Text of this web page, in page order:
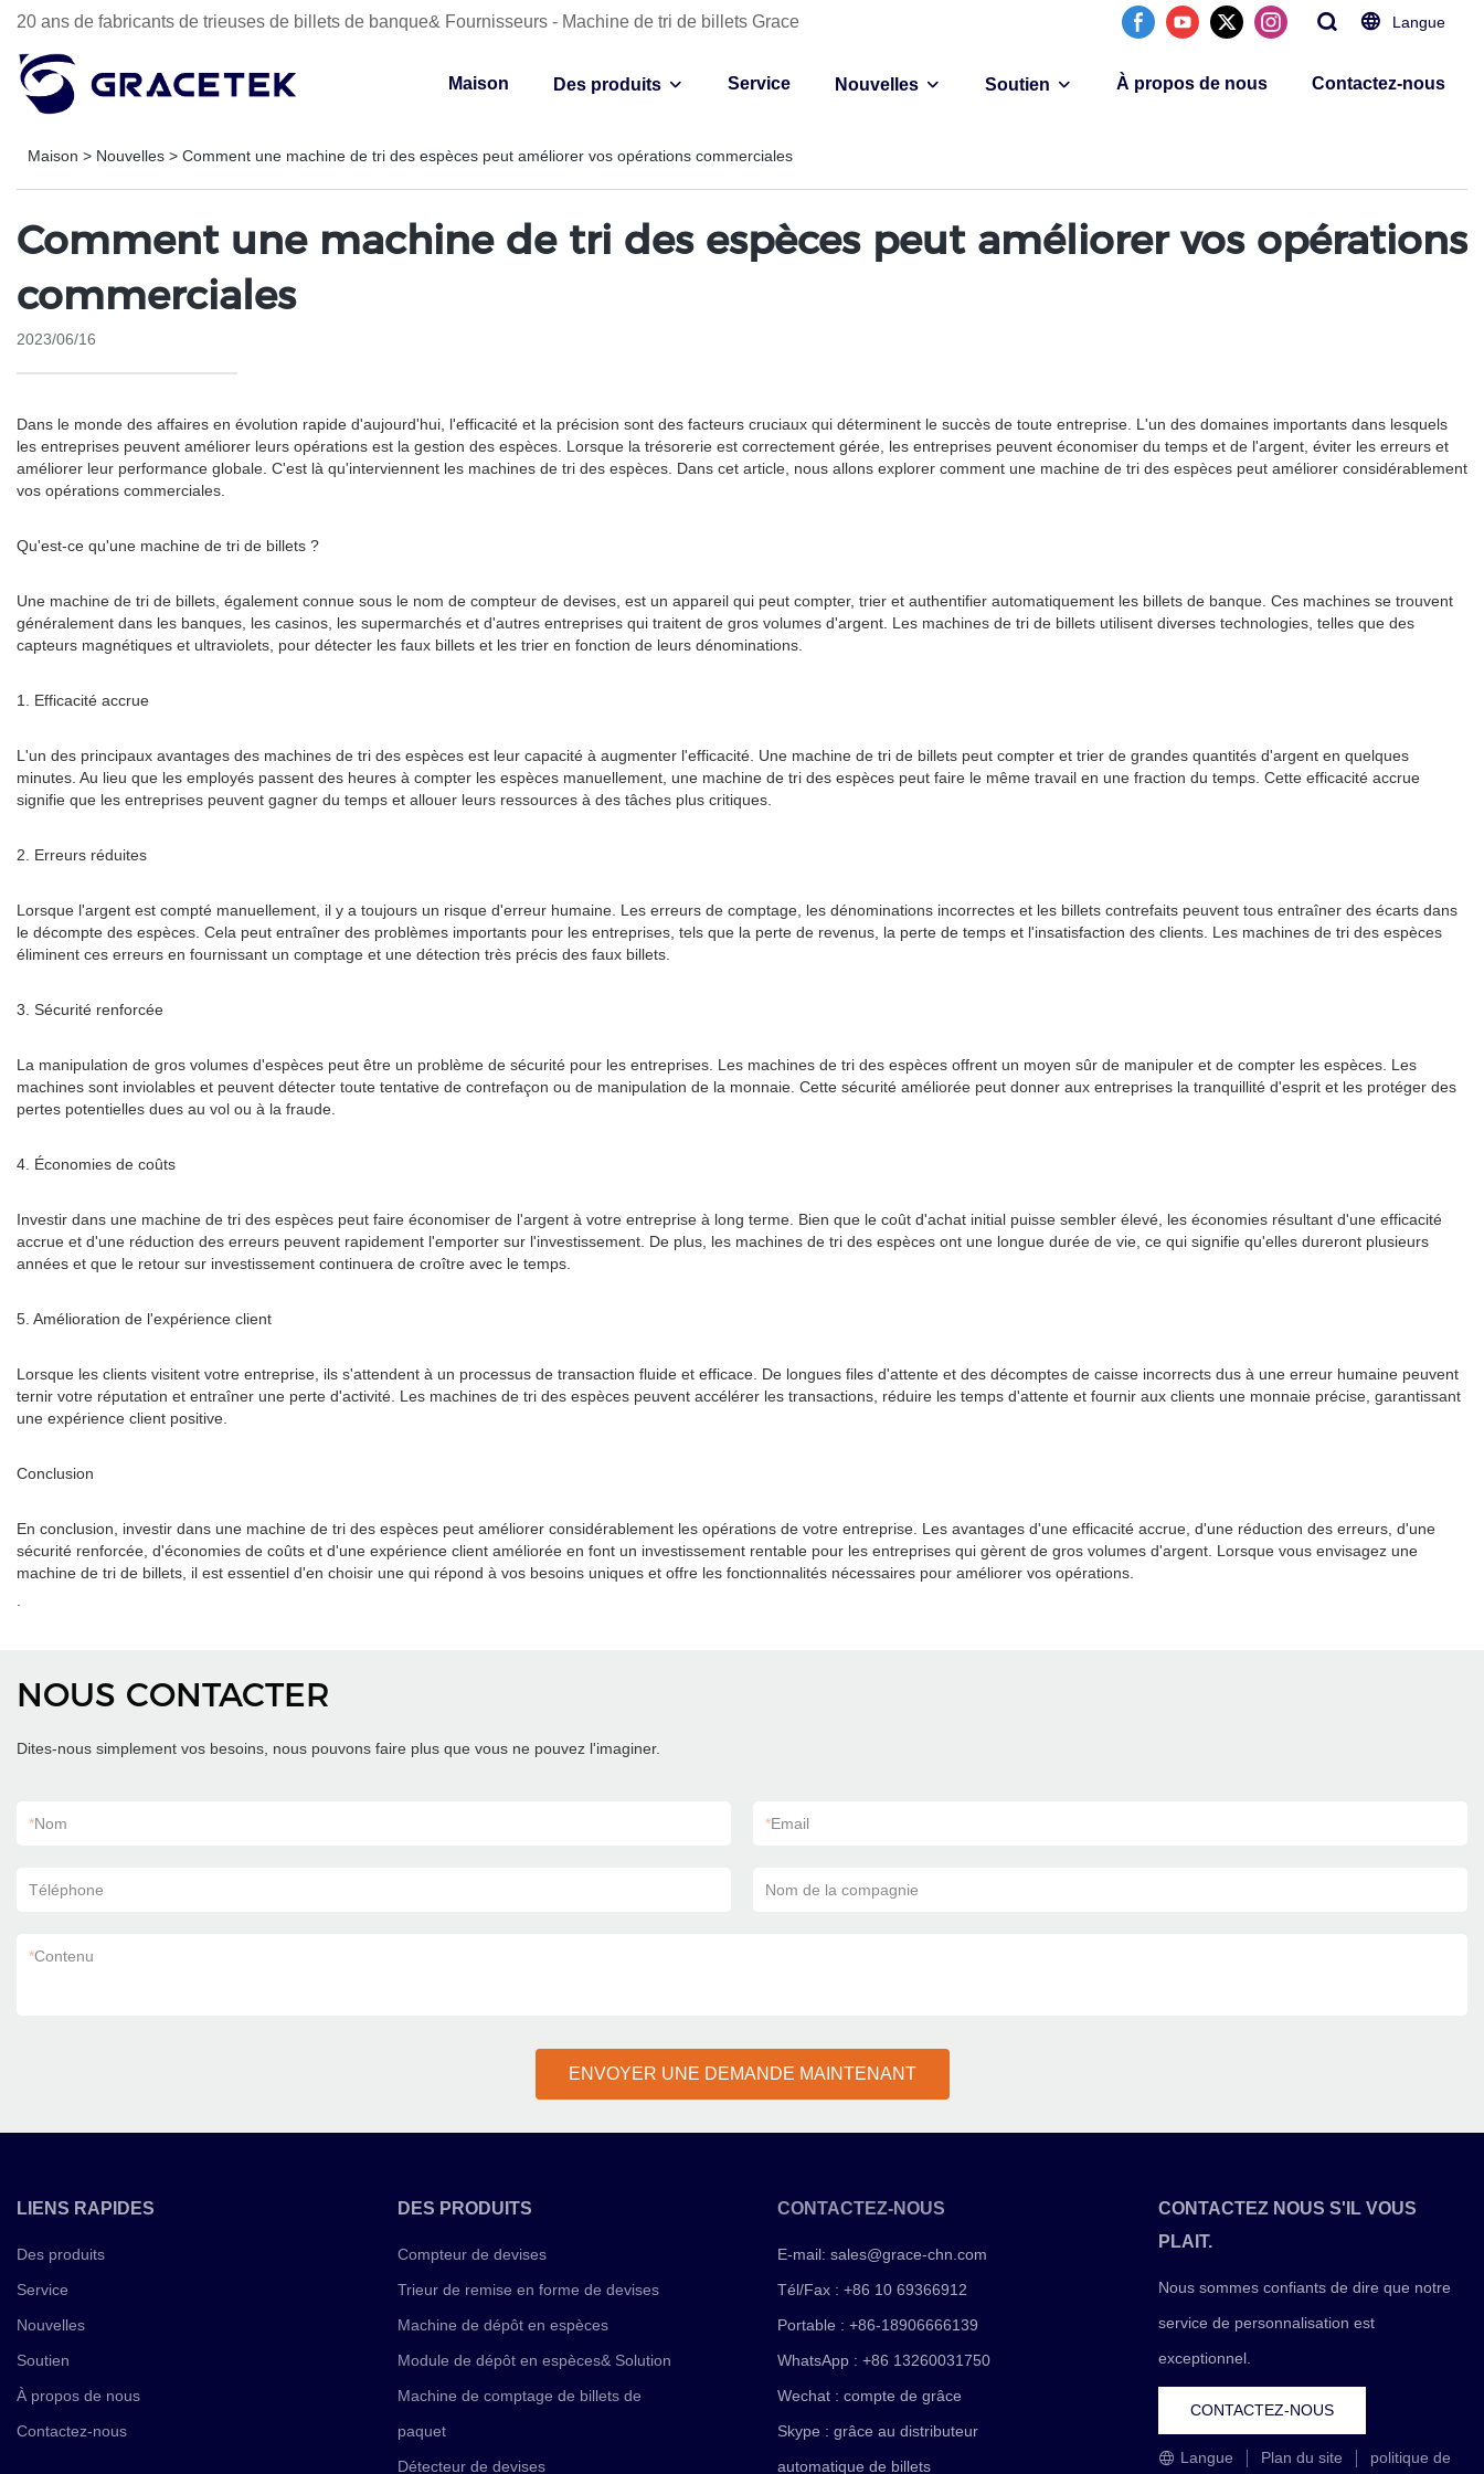
20 ans de fabricants de trieuses de billets de banque& Fournisseurs - Machine de tri de billets Grace Langue
Maison Des produits Service Nouvelles Soutien À propos de nous Contactez-nous
Maison > Nouvelles > Comment une machine de tri des espèces peut améliorer vos opérations commerciales
Comment une machine de tri des espèces peut améliorer vos opérations
commerciales
2023/06/16
Dans le monde des affaires en évolution rapide d'aujourd'hui, l'efficacité et la précision sont des facteurs cruciaux qui déterminent le succès de toute entreprise. L'un des domaines importants dans lesquels
les entreprises peuvent améliorer leurs opérations est la gestion des espèces. Lorsque la trésorerie est correctement gérée, les entreprises peuvent économiser du temps et de l'argent, éviter les erreurs et
améliorer leur performance globale. C'est là qu'interviennent les machines de tri des espèces. Dans cet article, nous allons explorer comment une machine de tri des espèces peut améliorer considérablement
vos opérations commerciales.
Qu'est-ce qu'une machine de tri de billets ?
Une machine de tri de billets, également connue sous le nom de compteur de devises, est un appareil qui peut compter, trier et authentifier automatiquement les billets de banque. Ces machines se trouvent
généralement dans les banques, les casinos, les supermarchés et d'autres entreprises qui traitent de gros volumes d'argent. Les machines de tri de billets utilisent diverses technologies, telles que des
capteurs magnétiques et ultraviolets, pour détecter les faux billets et les trier en fonction de leurs dénominations.
1. Efficacité accrue
L'un des principaux avantages des machines de tri des espèces est leur capacité à augmenter l'efficacité. Une machine de tri de billets peut compter et trier de grandes quantités d'argent en quelques
minutes. Au lieu que les employés passent des heures à compter les espèces manuellement, une machine de tri des espèces peut faire le même travail en une fraction du temps. Cette efficacité accrue
signifie que les entreprises peuvent gagner du temps et allouer leurs ressources à des tâches plus critiques.
2. Erreurs réduites
Lorsque l'argent est compté manuellement, il y a toujours un risque d'erreur humaine. Les erreurs de comptage, les dénominations incorrectes et les billets contrefaits peuvent tous entraîner des écarts dans
le décompte des espèces. Cela peut entraîner des problèmes importants pour les entreprises, tels que la perte de revenus, la perte de temps et l'insatisfaction des clients. Les machines de tri des espèces
éliminent ces erreurs en fournissant un comptage et une détection très précis des faux billets.
3. Sécurité renforcée
La manipulation de gros volumes d'espèces peut être un problème de sécurité pour les entreprises. Les machines de tri des espèces offrent un moyen sûr de manipuler et de compter les espèces. Les
machines sont inviolables et peuvent détecter toute tentative de contrefaçon ou de manipulation de la monnaie. Cette sécurité améliorée peut donner aux entreprises la tranquillité d'esprit et les protéger des
pertes potentielles dues au vol ou à la fraude.
4. Économies de coûts
Investir dans une machine de tri des espèces peut faire économiser de l'argent à votre entreprise à long terme. Bien que le coût d'achat initial puisse sembler élevé, les économies résultant d'une efficacité
accrue et d'une réduction des erreurs peuvent rapidement l'emporter sur l'investissement. De plus, les machines de tri des espèces ont une longue durée de vie, ce qui signifie qu'elles dureront plusieurs
années et que le retour sur investissement continuera de croître avec le temps.
5. Amélioration de l'expérience client
Lorsque les clients visitent votre entreprise, ils s'attendent à un processus de transaction fluide et efficace. De longues files d'attente et des décomptes de caisse incorrects dus à une erreur humaine peuvent
ternir votre réputation et entraîner une perte d'activité. Les machines de tri des espèces peuvent accélérer les transactions, réduire les temps d'attente et fournir aux clients une monnaie précise, garantissant
une expérience client positive.
Conclusion
En conclusion, investir dans une machine de tri des espèces peut améliorer considérablement les opérations de votre entreprise. Les avantages d'une efficacité accrue, d'une réduction des erreurs, d'une
sécurité renforcée, d'économies de coûts et d'une expérience client améliorée en font un investissement rentable pour les entreprises qui gèrent de gros volumes d'argent. Lorsque vous envisagez une
machine de tri de billets, il est essentiel d'en choisir une qui répond à vos besoins uniques et offre les fonctionnalités nécessaires pour améliorer vos opérations.
NOUS CONTACTER
Dites-nous simplement vos besoins, nous pouvons faire plus que vous ne pouvez l'imaginer.
*Nom *Email
Téléphone Nom de la compagnie
*Contenu
ENVOYER UNE DEMANDE MAINTENANT
LIENS RAPIDES
Des produits
Service
Nouvelles
Soutien
À propos de nous
Contactez-nous
DES PRODUITS
Compteur de devises
Trieur de remise en forme de devises
Machine de dépôt en espèces
Module de dépôt en espèces& Solution
Machine de comptage de billets de
paquet
Détecteur de devises
CONTACTEZ-NOUS
E-mail:sales@grace-chn.com
Tél/Fax : +86 10 69366912
Portable : +86-18906666139
WhatsApp : +86 13260031750
Wechat : compte de grâce
Skype : grâce au distributeur
automatique de billets
CONTACTEZ NOUS S'IL VOUS
PLAIT.
Nous sommes confiants de dire que notre
service de personnalisation est
exceptionnel.
CONTACTEZ-NOUS
Langue Plan du site politique de